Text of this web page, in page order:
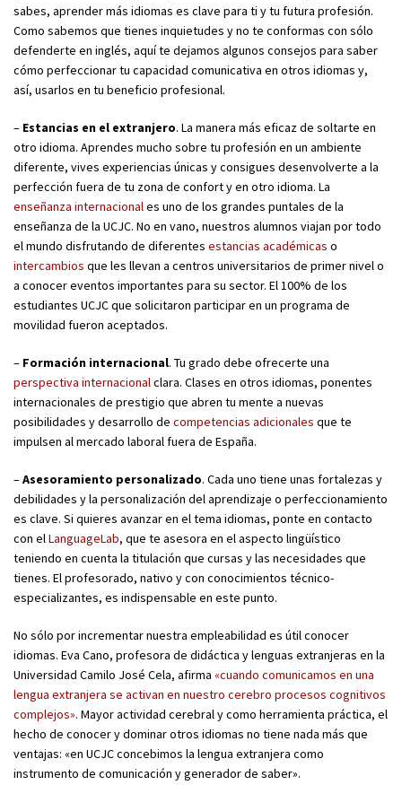
sabes, aprender más idiomas es clave para ti y tu futura profesión.
Como sabemos que tienes inquietudes y no te conformas con sólo
defenderte en inglés, aquí te dejamos algunos consejos para saber
cómo perfeccionar tu capacidad comunicativa en otros idiomas y,
así, usarlos en tu beneficio profesional.
– Estancias en el extranjero. La manera más eficaz de soltarte en
otro idioma. Aprendes mucho sobre tu profesión en un ambiente
diferente, vives experiencias únicas y consigues desenvolverte a la
perfección fuera de tu zona de confort y en otro idioma. La
enseñanza internacionales uno de los grandes puntales de la
enseñanza de la UCJC. No en vano, nuestros alumnos viajan por todo
el mundo disfrutando de diferentes estancias académicas o
intercambios que les llevan a centros universitarios de primer nivel o
a conocer eventos importantes para su sector. El 100% de los
estudiantes UCJC que solicitaron participar en un programa de
movilidad fueron aceptados.
– Formación internacional. Tu grado debe ofrecerte una
perspectiva internacionalclara. Clases en otros idiomas, ponentes
internacionales de prestigio que abren tu mente a nuevas
posibilidades y desarrollo de competencias adicionales que te
impulsen al mercado laboral fuera de España.
–Asesoramiento personalizado. Cada uno tiene unas fortalezas y
debilidades y la personalización del aprendizaje o perfeccionamiento
es clave. Si quieres avanzar en el tema idiomas, ponte en contacto
con elLanguageLab, que te asesora en el aspecto lingüístico
teniendo en cuenta la titulación que cursas y las necesidades que
tienes. El profesorado, nativo y con conocimientos técnico-
especializantes, es indispensable en este punto.
No sólo por incrementar nuestra empleabilidad es útil conocer
idiomas. Eva Cano, profesora de didáctica y lenguas extranjeras en la
Universidad Camilo José Cela, afirma «cuando comunicamos en una
lengua extranjera se activan en nuestro cerebro procesos cognitivos
complejos». Mayor actividad cerebral y como herramienta práctica, el
hecho de conocer y dominar otros idiomas no tiene nada más que
ventajas: «en UCJC concebimos la lengua extranjera como
instrumento de comunicación y generador de saber».